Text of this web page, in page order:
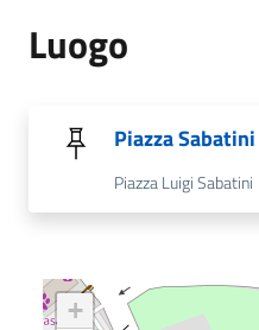
Luogo
Piazza Sabatini
Piazza Luigi Sabatini
+